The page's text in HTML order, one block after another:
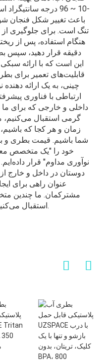
-10 ~ 96 درجه
باعث تغییر شکل فنجان
تنگ است. برای جلوگیری از
هنگام استفاده، پس از
دقیقه قرار دهید، سپس
این است که با ارائه
قابلیت‌های تعمیر برای
چینی، به یک ارائه دهنده
ارتباطی با فناوری
داخلی و خارجی که برای
زمان و هر کجا که
شما باشیم. قیمت بطری و
خود را "یک متخصص
نوآوری مداوم" قرار
دوستان در داخل و خارج
عنوان راهی برای
مشترکمان. ما چندین
داریم و از سفارشات OEM استقبال می‌کنیم.